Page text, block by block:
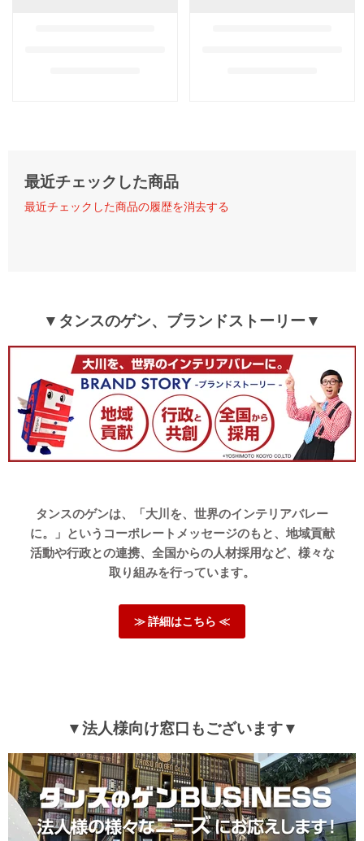
最近チェックした商品
最近チェックした商品の履歴を消去する
▼タンスのゲン、ブランドストーリー▼
タンスのゲンは、「大川を、世界のインテリアバレー
に。」というコーポレートメッセージのもと、地域貢献
活動や行政との連携、全国からの人材採用など、様々な
取り組みを行っています。
≫ 詳細はこちら ≪
▼法人様向け窓口もございます▼